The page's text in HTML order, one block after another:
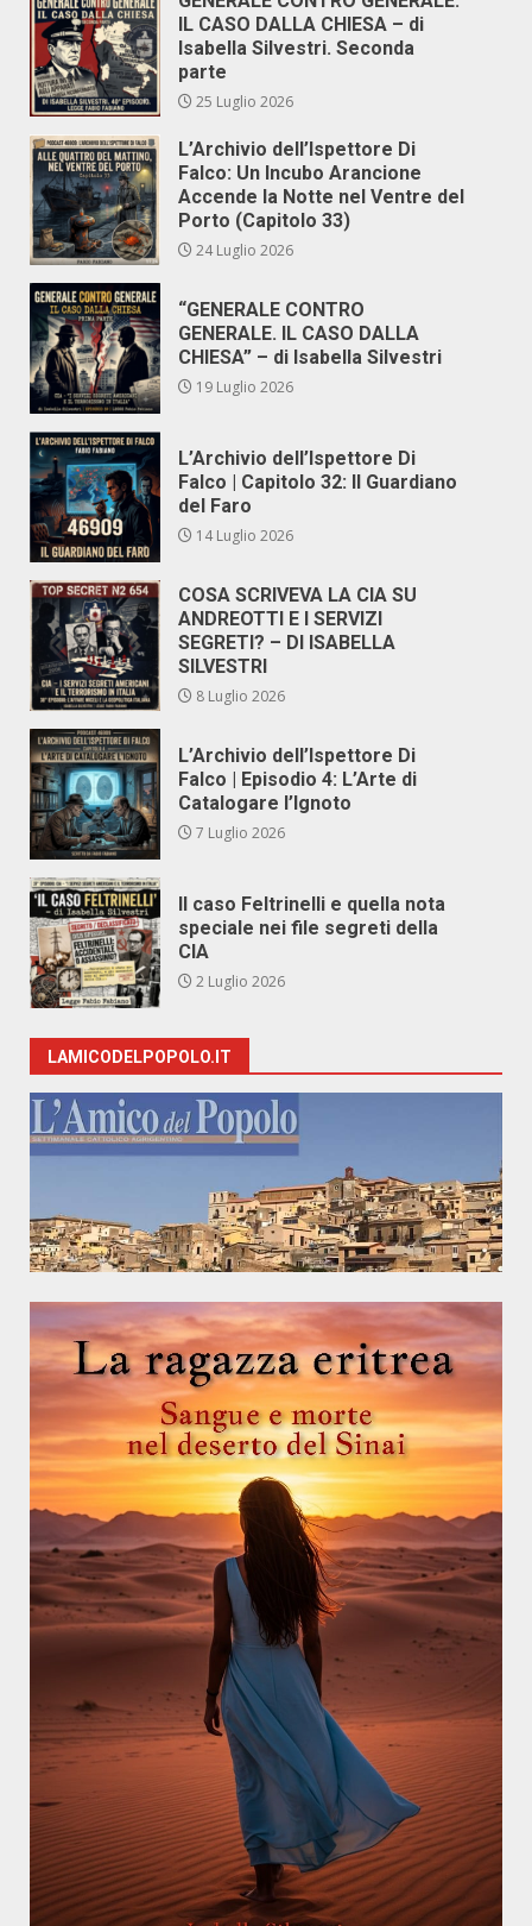
IL CASO DALLA CHIESA – di
Isabella Silvestri. Seconda
parte
25 Luglio 2026
L’Archivio dell’Ispettore Di
Falco: Un Incubo Arancione
Accende la Notte nel Ventre del
Porto (Capitolo 33)
24 Luglio 2026
“GENERALE CONTRO
GENERALE. IL CASO DALLA
CHIESA” – di Isabella Silvestri
19 Luglio 2026
L’Archivio dell’Ispettore Di
Falco | Capitolo 32: Il Guardiano
del Faro
14 Luglio 2026
COSA SCRIVEVA LA CIA SU
ANDREOTTI E I SERVIZI
SEGRETI? – DI ISABELLA
SILVESTRI
8 Luglio 2026
L’Archivio dell’Ispettore Di
Falco | Episodio 4: L’Arte di
Catalogare l’Ignoto
7 Luglio 2026
Il caso Feltrinelli e quella nota
speciale nei file segreti della
CIA
2 Luglio 2026
LAMICODELPOPOLO.IT